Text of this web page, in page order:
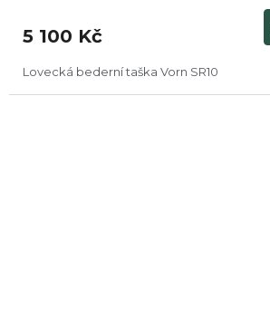
5 100 Kč
Lovecká bederní taška Vorn SR10